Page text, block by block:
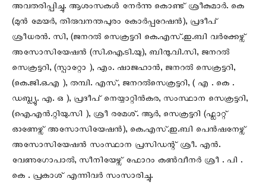
അവതരിപ്പിച്ചു. ആശംസകൾ നേർന്നു കൊണ്ട് ശ്രീകുമാർ. കെ
(മുൻ മേയർ, തിരുവനന്തപുരം കോർപ്പറേഷൻ), പ്രദീപ്
ശ്രീധരൻ. സി, (ജനറൽ സെക്രട്ടറി കെ.എസ്.ഇ.ബി വർക്കേഴ്സ്
അസോസിയേഷൻ (സി.ഐ.ടി.യു), ബിന്ദു.വി.സി, ജനറൽ
സെക്രട്ടറി, (സ്പാറ്റോ ), എം. ഷാജഹാൻ, ജനറൽ സെക്രട്ടറി,
(കെ.ജി.ഒ.എ ), തമ്പി. എസ്, ജനറൽസെക്രട്ടറി, ( എ . കെ .
ഡബ്ല്യു. എ. ഒ ), പ്രദീപ് നെയ്യാറ്റിൻകര, സംസ്ഥാന സെക്രട്ടറി,
(ഐ.എൻ.റ്റിയു.സി ), ശ്രീ രമേശ്. ആർ, സെക്രട്ടറി (ഫ്ലാറ്റ്
ഓണേഴ്സ് അസോസിയേഷൻ), കെ.എസ്.ഇ.ബി പെൻഷനേഴ്സ്
അസോസിയേഷൻ സംസ്ഥാന പ്രസിഡന്റ് ശ്രീ. എൻ.
വേണുഗോപാൽ, സീനിയേഴ്സ് ഫോറം കൺവീനർ ശ്രീ . പി .
കെ . പ്രകാശ് എന്നിവർ സംസാരിച്ചു.